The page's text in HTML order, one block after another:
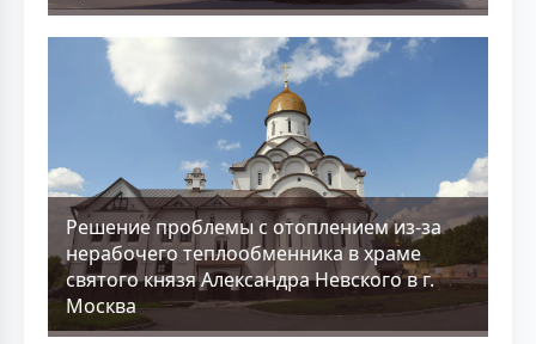
Решение проблемы с отоплением из-за
нерабочего теплообменника в храме
святого князя Александра Невского в г.
Москва